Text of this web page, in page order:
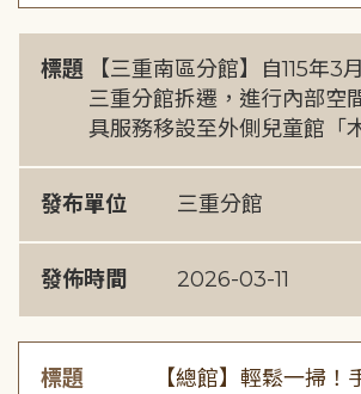
標題
【三重南區分館】自115年3
三重分館拆遷，進行內部空
具服務移設至外側兒童館「
發布單位 三重分館
發佈時間 2026-03-11
標題
【總館】輕鬆一掃！